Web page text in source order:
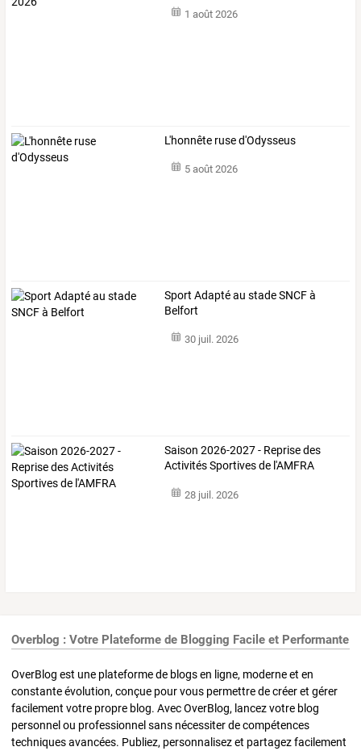
1 août 2026
L'honnête ruse d'Odysseus
5 août 2026
Sport Adapté au stade SNCF à
Belfort
30 juil. 2026
Saison 2026-2027 - Reprise des
Activités Sportives de l'AMFRA
28 juil. 2026
Overblog : Votre Plateforme de Blogging Facile et Performante
OverBlog est une plateforme de blogs en ligne, moderne et en
constante évolution, conçue pour vous permettre de créer et gérer
facilement votre propre blog. Avec OverBlog, lancez votre blog
personnel ou professionnel sans nécessiter de compétences
techniques avancées. Publiez, personnalisez et partagez facilement